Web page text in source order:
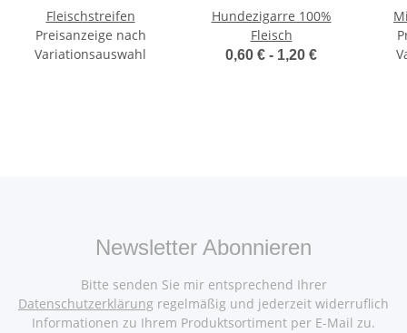
Fleischstreifen
Preisanzeige nach
Variationsauswahl
Hundezigarre 100%
Fleisch
0,60 € - 1,20 €
Newsletter Abonnieren
Bitte senden Sie mir entsprechend Ihrer
Datenschutzerklärung regelmäßig und jederzeit widerruflich
Informationen zu Ihrem Produktsortiment per E-Mail zu.